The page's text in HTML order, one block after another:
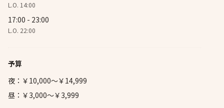
L.O. 14:00
17:00 - 23:00
L.O. 22:00
予算
夜：￥10,000～￥14,999
昼：￥3,000～￥3,999